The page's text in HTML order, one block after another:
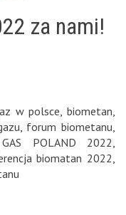
za nami!
w polsce ,biometan
forum biometanu
POLAND 2022
biomatan 2022